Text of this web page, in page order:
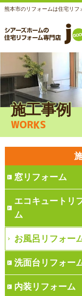
熊本市のリフォームは住宅リフ
施工事例
WORKS
窓リフォーム
エコキュートリ
ム
お風呂リフォー
洗面台リフォー
内装リフォーム